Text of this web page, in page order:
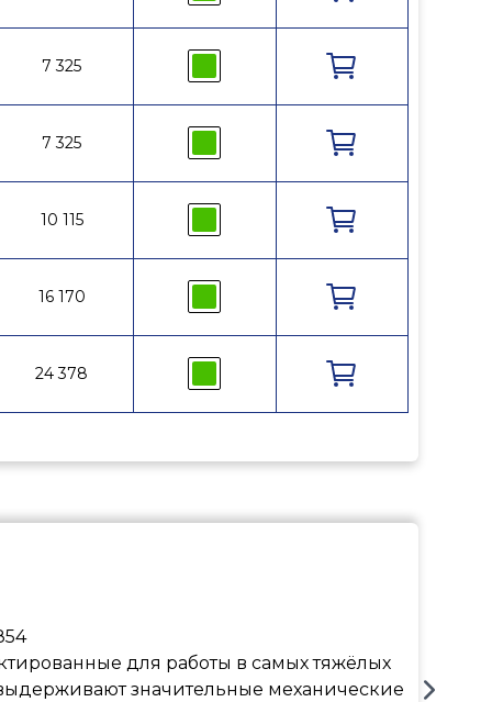
7 325
7 325
10 115
16 170
24 378
для работы в самых тяжёлых
значительные механические